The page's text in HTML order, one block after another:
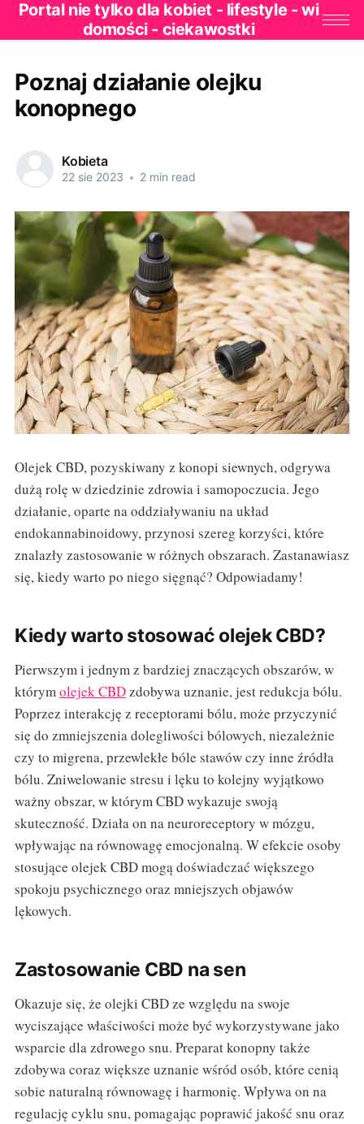
Portal nie tylko dla kobiet - lifestyle - wi
domości - ciekawostki
Poznaj działanie olejku
konopnego
Kobieta
22 sie 2023 • 2 min read
Olejek CBD, pozyskiwany z konopi siewnych, odgrywa
dużą rolę w dziedzinie zdrowia i samopoczucia. Jego
działanie, oparte na oddziaływaniu na układ
endokannabinoidowy, przynosi szereg korzyści, które
znalazły zastosowanie w różnych obszarach. Zastanawiasz
się, kiedy warto po niego sięgnąć? Odpowiadamy!
Kiedy warto stosować olejek CBD?
Pierwszym i jednym z bardziej znaczących obszarów, w
którymolejek CBDzdobywa uznanie, jest redukcja bólu.
Poprzez interakcję z receptorami bólu, może przyczynić
się do zmniejszenia dolegliwości bólowych, niezależnie
czy to migrena, przewlekłe bóle stawów czy inne źródła
bólu. Zniwelowanie stresu i lęku to kolejny wyjątkowo
ważny obszar, w którym CBD wykazuje swoją
skuteczność. Działa on na neuroreceptory w mózgu,
wpływając na równowagę emocjonalną. W efekcie osoby
stosujące olejek CBD mogą doświadczać większego
spokoju psychicznego oraz mniejszych objawów
lękowych.
Zastosowanie CBD na sen
Okazuje się, że olejki CBD ze względu na swoje
wyciszające właściwości może być wykorzystywane jako
wsparcie dla zdrowego snu. Preparat konopny także
zdobywa coraz większe uznanie wśród osób, które cenią
sobie naturalną równowagę i harmonię. Wpływa on na
regulację cyklu snu, pomagając poprawić jakość snu oraz